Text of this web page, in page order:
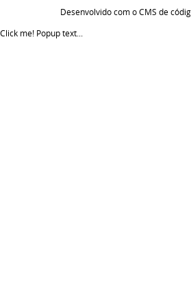
Desenvolvido com o CMS de
Click me! Popup text...